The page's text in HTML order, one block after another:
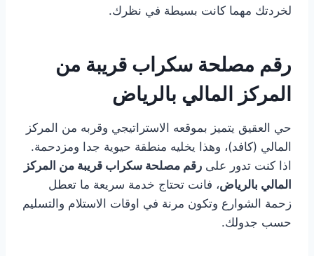
لخردتك مهما كانت بسيطة في نظرك.
رقم مصلحة سكراب قريبة من
المركز المالي بالرياض
حي العقيق يتميز بموقعه الاستراتيجي وقربه من المركز
المالي (كافد)، وهذا يخليه منطقة حيوية جدا ومزدحمة.
اذا كنت تدور على رقم مصلحة سكراب قريبة من المركز
المالي بالرياض، فانت تحتاج خدمة سريعة ما تعطل
زحمة الشوارع وتكون مرنة في اوقات الاستلام والتسليم
حسب جدولك.